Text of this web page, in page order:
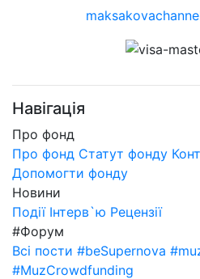
Навігація
Про фонд
Про фонд Статут фонду
Допомогти фонду
Новини
Події Інтерв`ю Рецензії
#Форум
Всі пости #beSupernova
#MuzCrowdfunding